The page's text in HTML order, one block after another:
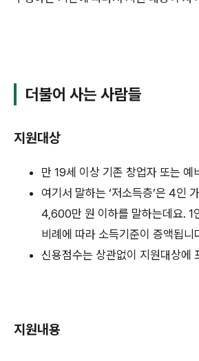
더불어 사는 사람들
지원대상
만 19세 이상 기존 창업자 또는 예
여기서 말하는 ‘저소득층’은 4인
4,600만 원 이하를 말하는데요. 1
비례에 따라 소득기준이 증액됩니
신용점수는 상관없이 지원대상에
지원내용